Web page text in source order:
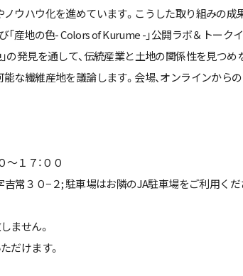
ウハウ化を進めています。こうした取り組みの成
「産地の色- Colors of Kurume -」公開ラボ＆トークイ
の発見を通して、伝統産業と土地の関係性を見つめ
な繊維産地を議論します。会場、オンラインから
～１７：００
吉常３０−２; 駐車場はお隣のJA駐車場をご利用くだ
ません。
だけます。